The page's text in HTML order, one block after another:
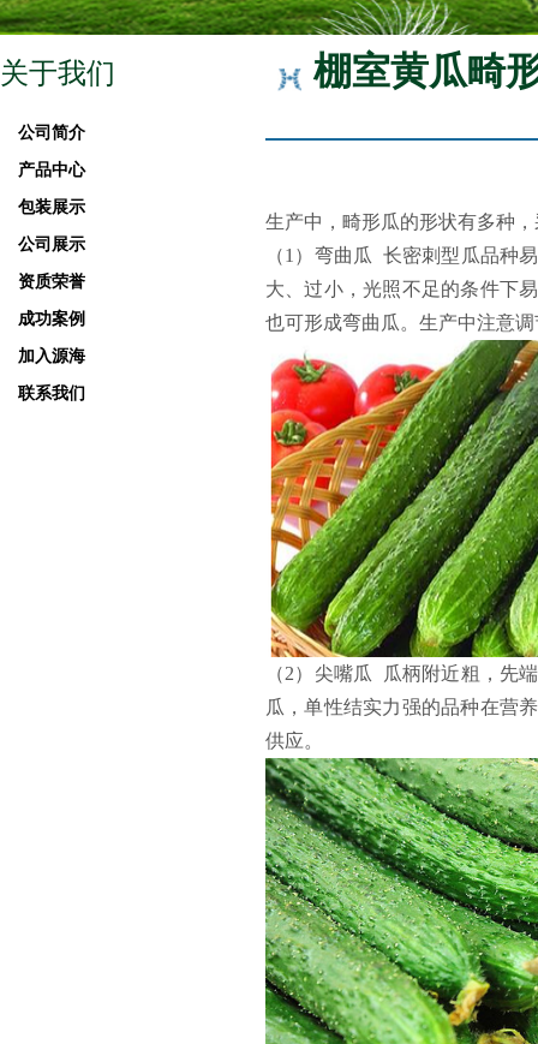
关于我们
公司简介
产品中心
包装展示
公司展示
资质荣誉
成功案例
加入源海
联系我们
棚室黄瓜畸
生产中，畸形瓜的形状有多种
（1） 弯曲瓜 长密刺型瓜品种
大、过小，光照不足的条件下
也可形成弯曲瓜。生产中注意
（2） 尖嘴瓜 瓜柄附近粗，先
瓜，单性结实力强的品种在营
供应。